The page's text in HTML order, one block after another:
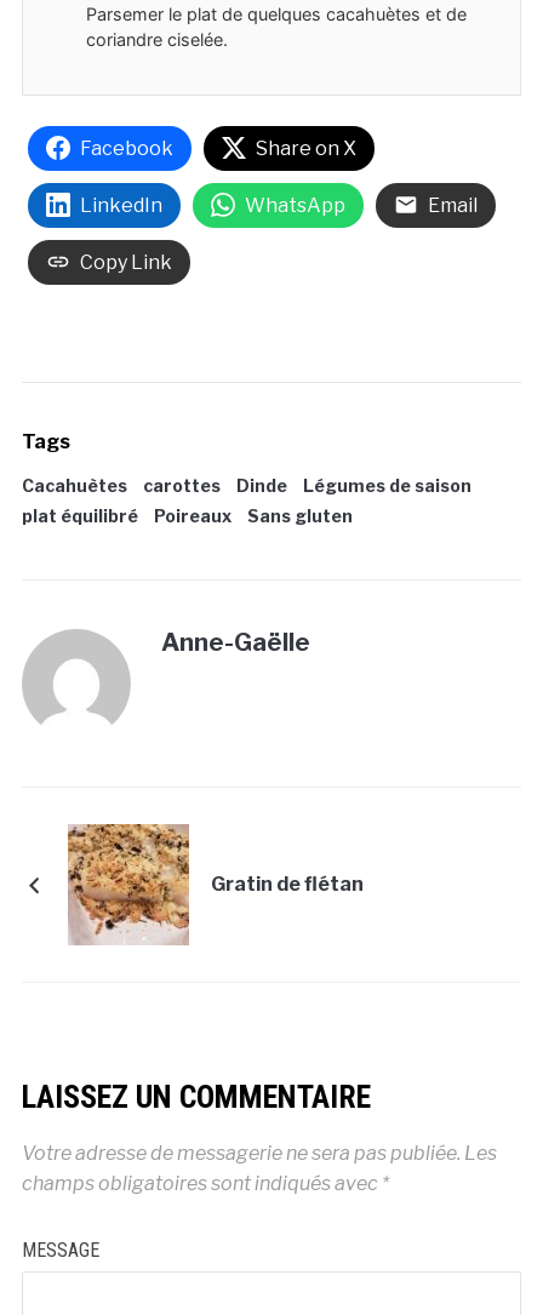
Parsemer le plat de quelques cacahuètes et de
coriandre ciselée.
Facebook Share on X
LinkedIn WhatsApp Email
Copy Link
Tags
Cacahuètes carottes Dinde
Légumes de saison
plat équilibré
Poireaux Sans gluten
Anne-Gaëlle
Gratin de flétan
LAISSEZ UN COMMENTAIRE
Votre adresse de messagerie ne sera pas publiée. Les
champs obligatoires sont indiqués avec *
MESSAGE